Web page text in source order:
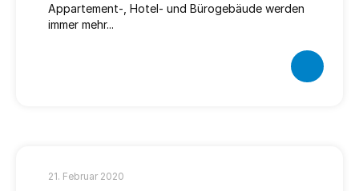
Appartement-, Hotel- und Bürogebäude werden
immer mehr...
21. Februar 2020